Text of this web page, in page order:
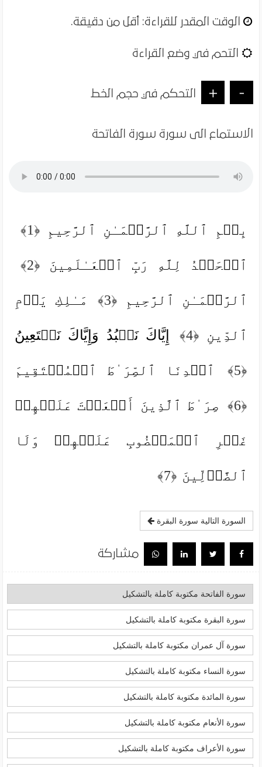
الوقت المقدر للقراءة: أقل من دقيقة.
التحم في وضع القراءة
-
+ التحكم في حجم الخط
الاستماع الى سورة سورة الفاتحة
بِسۡمِ ٱللَّهِ ٱلرَّحۡمَـٰنِ ٱلرَّحِیمِ ﴿1﴾
ٱلۡحَمۡدُ لِلَّهِ رَبِّ ٱلۡعَـٰلَمِینَ ﴿2﴾
ٱلرَّحۡمَـٰنِ ٱلرَّحِیمِ ﴿3﴾ مَـٰلِكِ یَوۡمِ
ٱلدِّینِ ﴿4﴾ إِیَّاكَ نَعۡبُدُ وَإِیَّاكَ نَسۡتَعِینُ
﴿5﴾ ٱهۡدِنَا ٱلصِّرَ ٰ⁠طَ ٱلۡمُسۡتَقِیمَ
﴿6﴾ صِرَ ٰ⁠طَ ٱلَّذِینَ أَنۡعَمۡتَ عَلَیۡهِمۡ
غَیۡرِ ٱلۡمَغۡضُوبِ عَلَیۡهِمۡ وَلَا
ٱلضَّاۤلِّینَ ﴿7﴾
السورة التالية سورة البقرة
مشاركة
سورة الفاتحة مكتوبة كاملة بالتشكيل
سورة البقرة مكتوبة كاملة بالتشكيل
سورة آل عمران مكتوبة كاملة بالتشكيل
سورة النساء مكتوبة كاملة بالتشكيل
سورة المائدة مكتوبة كاملة بالتشكيل
سورة الأنعام مكتوبة كاملة بالتشكيل
سورة الأعراف مكتوبة كاملة بالتشكيل